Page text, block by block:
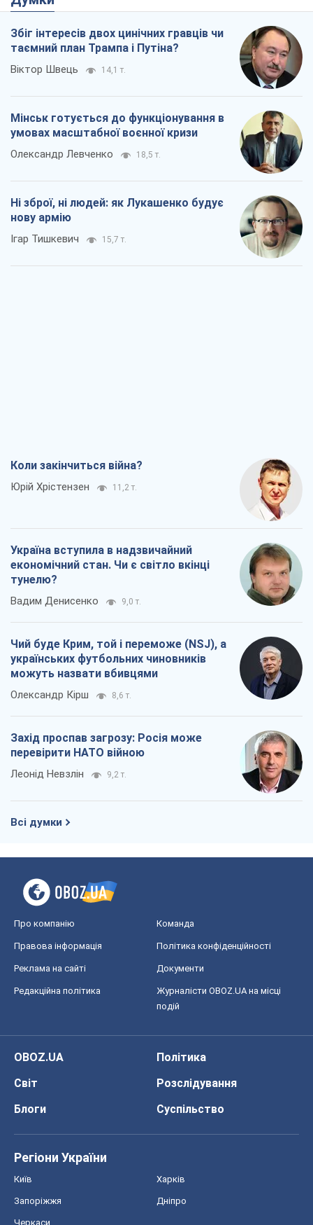
Збіг інтересів двох цинічних гравців чи
таємний план Трампа і Путіна?
Віктор Швець 14,1 т.
Мінськ готується до функціонування в
умовах масштабної воєнної кризи
Олександр Левченко 18,5 т.
Ні зброї, ні людей: як Лукашенко будує
нову армію
Ігар Тишкевич 15,7 т.
Коли закінчиться війна?
Юрій Хрістензен 11,2 т.
Україна вступила в надзвичайний
економічний стан. Чи є світло вкінці
тунелю?
Вадим Денисенко 9,0 т.
Чий буде Крим, той і переможе (NSJ), а
українських футбольних чиновників
можуть назвати вбивцями
Олександр Кірш 8,6 т.
Захід проспав загрозу: Росія може
перевірити НАТО війною
Леонід Невзлін 9,2 т.
Всі думки
Про компанію Команда
Правова інформація Політика конфіденційності
Реклама на сайті Документи
Редакційна політика
Журналісти OBOZ.UA на місці
подій
OBOZ.UA
Політика
Світ
Розслідування
Блоги
Суспільство
Регіони України
Київ Харків
Запоріжжя Дніпро
Черкаси